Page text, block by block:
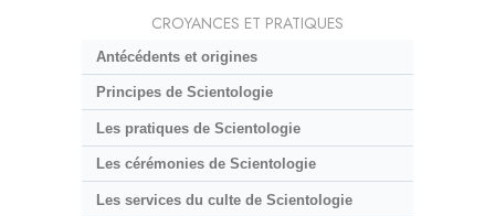
CROYANCES ET PRATIQUES
Antécédents et origines
Principes de Scientologie
Les pratiques de Scientologie
Les cérémonies de Scientologie
Les services du culte de Scientologie